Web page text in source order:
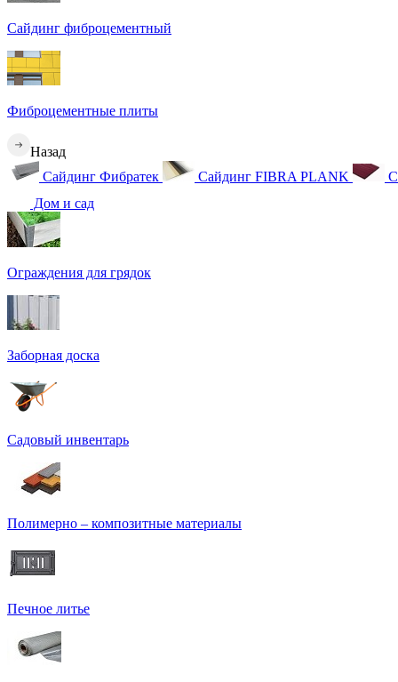
Сайдинг фиброцементный
Фиброцементные плиты
Назад
Сайдинг Фибратек
Сайдинг FIBRA PLANK
Дом и сад
Ограждения для грядок
Заборная доска
Садовый инвентарь
Полимерно – композитные материалы
Печное литье